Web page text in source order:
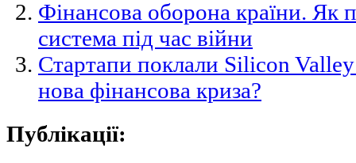
Фінансова оборона країни. Як
система під час війни
Стартапи поклали Silicon
нова фінансова криза?
Публікації: